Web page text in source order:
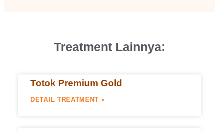
Treatment Lainnya:
Totok Premium Gold
DETAIL TREATMENT »